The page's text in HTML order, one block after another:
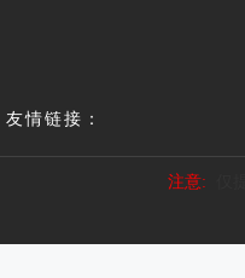
友情链接：
注意: